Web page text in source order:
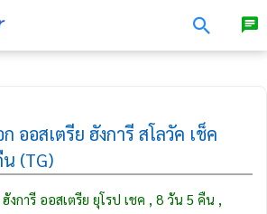
ออสเตรีย ฮังการี สโลวัค เช็ค
(TG)
งการี ออสเตรีย ยุโรป เชค , 8 วัน 5 คืน ,